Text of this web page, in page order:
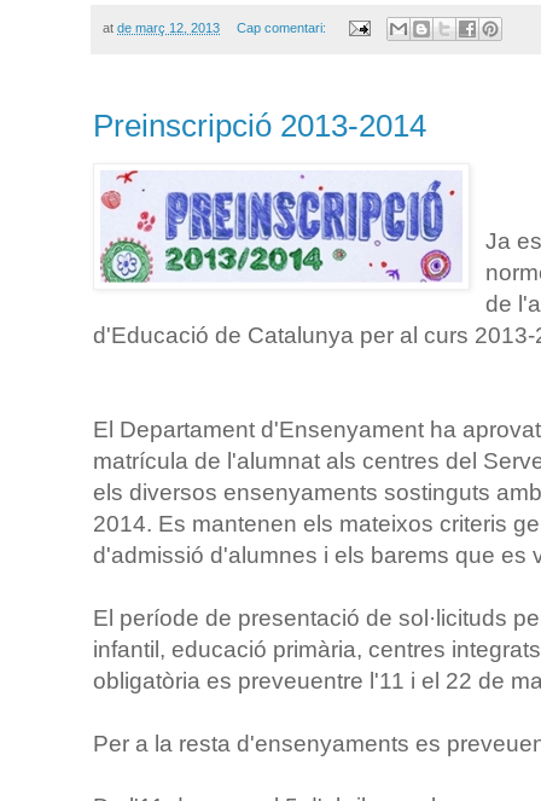
at de març 12, 2013 Cap comentari:
Preinscripció 2013-2014
Ja
de
d'Educació de Catalunya per al curs 2013-
El Departament d'Ensenyament ha
matrícula de l'alumnat als centres del
els diversos ensenyaments sostinguts
2014. Es mantenen els mateixos criteris
d'admissió d'alumnes i els barems que es
El període de presentació de sol·licituds
infantil, educació primària, centres
obligatòria es preveuentre l'11 i el 22 de
Per a la resta d'ensenyaments es